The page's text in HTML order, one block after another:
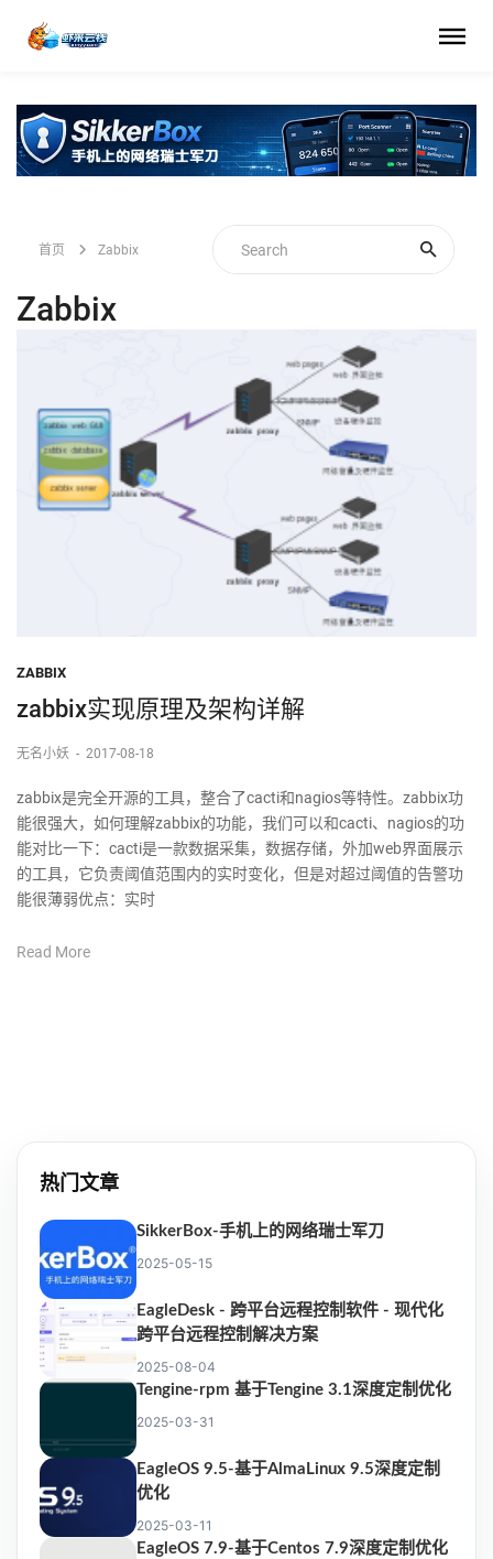
首页 Zabbix
Zabbix
ZABBIX
zabbix实现原理及架构详解
无名小妖 - 2017-08-18
zabbix是完全开源的工具，整合了cacti和nagios等特性。zabbix功
能很强大，如何理解zabbix的功能，我们可以和cacti、nagios的功
能对比一下：cacti是一款数据采集，数据存储，外加web界面展示
的工具，它负责阈值范围内的实时变化，但是对超过阈值的告警功
能很薄弱优点：实时
Read More
热门文章
SikkerBox-手机上的网络瑞士军刀
2025-05-15
EagleDesk - 跨平台远程控制软件 - 现代化
跨平台远程控制解决方案
2025-08-04
Tengine-rpm 基于Tengine 3.1深度定制优化
2025-03-31
EagleOS 9.5-基于AlmaLinux 9.5深度定制
优化
2025-03-11
EagleOS 7.9-基于Centos 7.9深度定制优化